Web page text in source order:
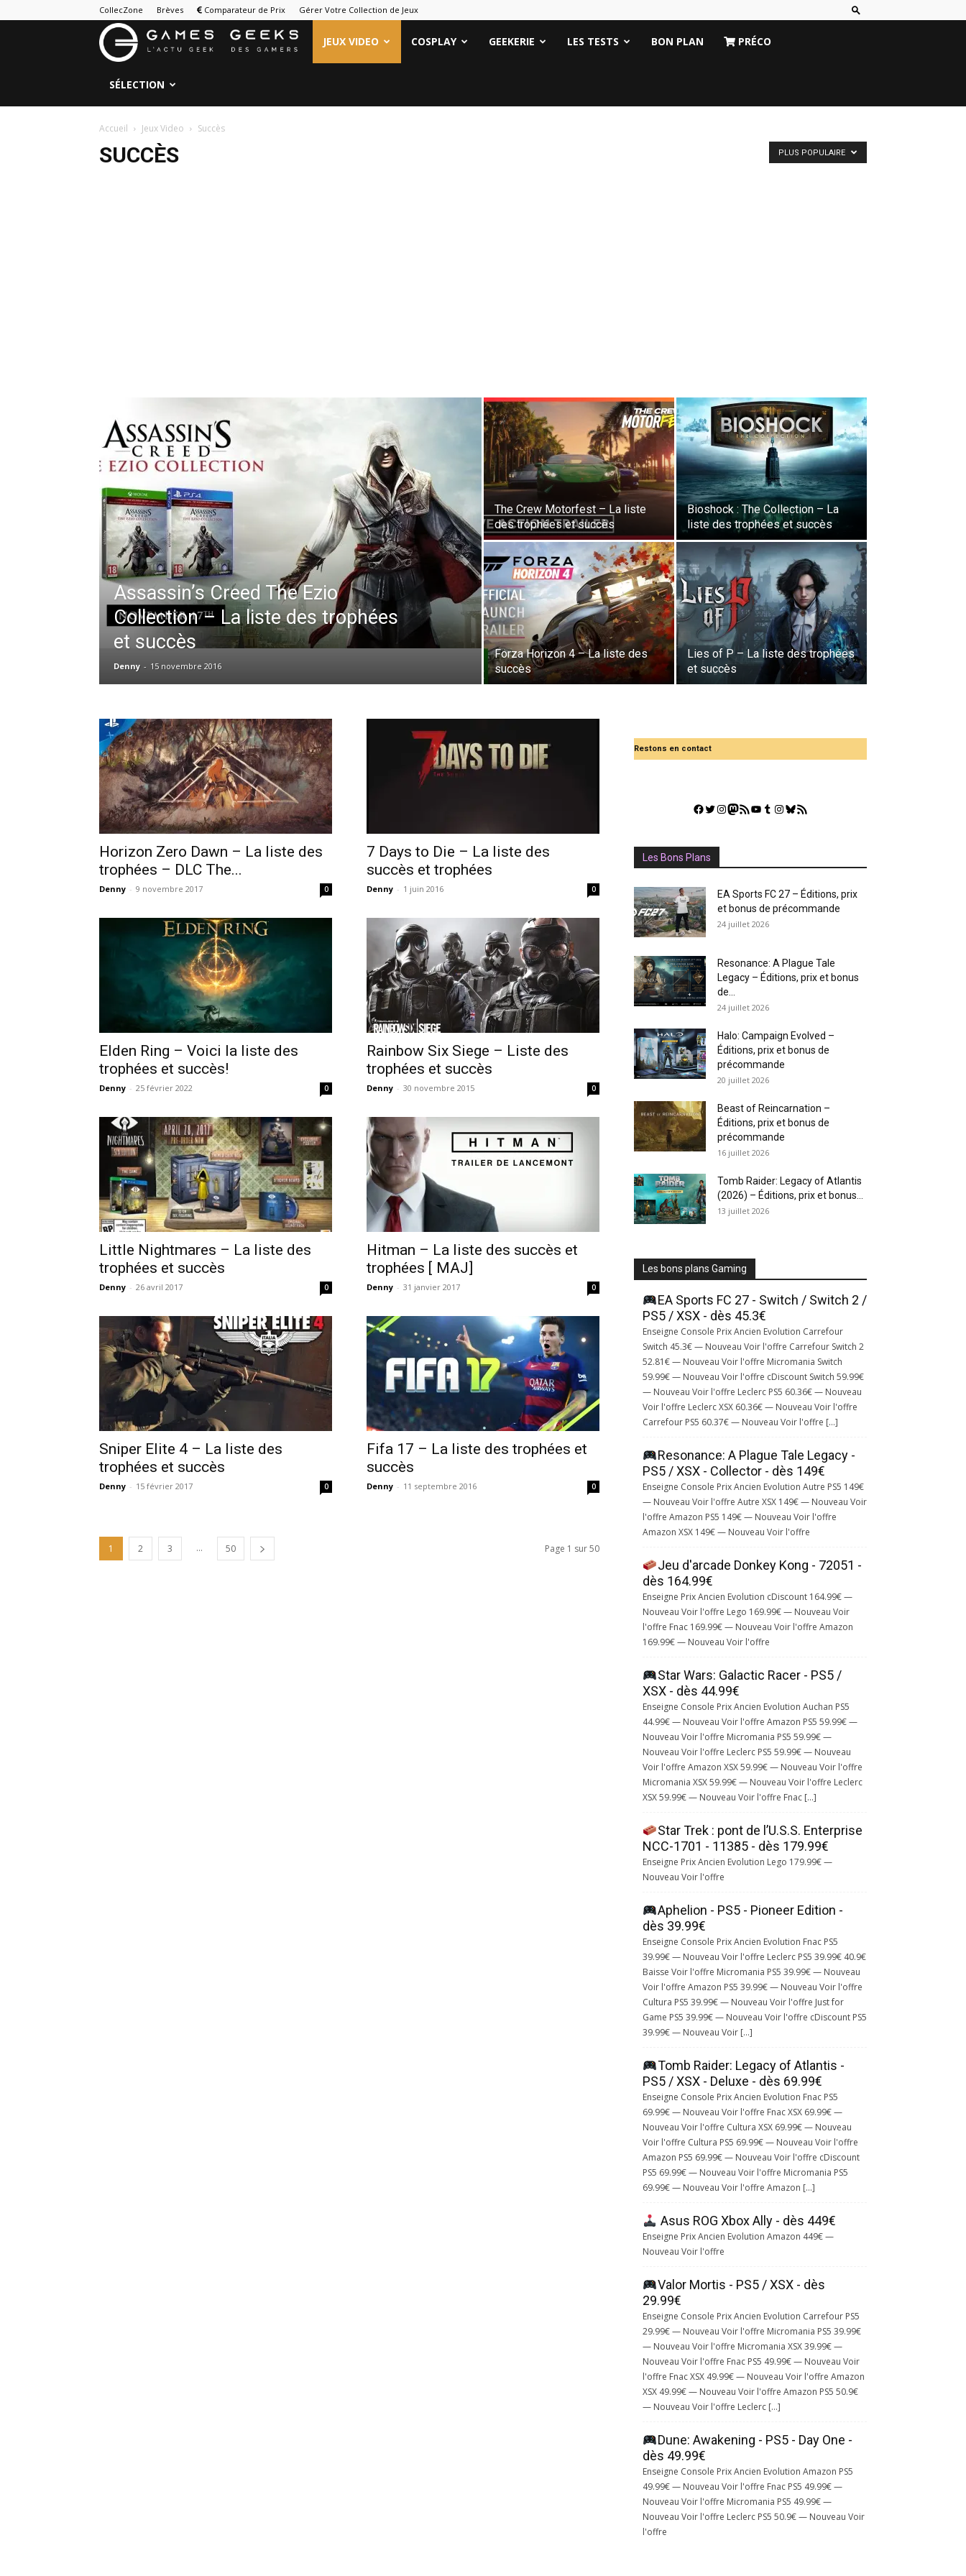
CollecZone Brèves Comparateur de Prix Gérer Votre Collection de Jeux
Games
JEUX VIDEO COSPLAY GEEKERIE LES TESTS BON PLAN PRÉCO
SÉLECTION
Accueil Jeux Video Succès
SUCCÈS PLUS POPULAIRE
Assassin’s Creed The Ezio
Collection – La liste des trophées
et succès
Denny - 15 novembre 2016
The Crew Motorfest – La liste
des trophées et succès
Bioshock : The Collection – La
liste des trophées et succès
Forza Horizon 4 – La liste des
succès
Lies of P – La liste des trophées
et succès
Horizon Zero Dawn – La liste des
trophées – DLC The...
Denny - 9 novembre 2017 0
7 Days to Die – La liste des
succès et trophées
Denny - 1 juin 2016 0
Elden Ring – Voici la liste des
trophées et succès!
Denny - 25 février 2022 0
Rainbow Six Siege – Liste des
trophées et succès
Denny - 30 novembre 2015 0
Little Nightmares – La liste des
trophées et succès
Denny - 26 avril 2017 0
Hitman – La liste des succès et
trophées [ MAJ]
Denny - 31 janvier 2017 0
Sniper Elite 4 – La liste des
trophées et succès
Denny - 15 février 2017 0
Fifa 17 – La liste des trophées et
succès
Denny - 11 septembre 2016 0
1 2 3 ... 50 Page 1 sur 50
Restons en contact
Facebook
Twitter
Instagram
Mastodon
Flux RSSYouTube
Tumblr
Instagram
Bluesky
GestGame
Les Bons Plans
EA Sports FC 27 – Éditions, prix
et bonus de précommande
24 juillet 2026
Resonance: A Plague Tale
Legacy – Éditions, prix et bonus
de...
24 juillet 2026
Halo: Campaign Evolved –
Éditions, prix et bonus de
précommande
20 juillet 2026
Beast of Reincarnation –
Éditions, prix et bonus de
précommande
16 juillet 2026
Tomb Raider: Legacy of Atlantis
(2026) – Éditions, prix et bonus...
13 juillet 2026
Les bons plans Gaming
EA Sports FC 27 - Switch / Switch 2 /
PS5 / XSX - dès 45.3€
Enseigne Console Prix Ancien Evolution Carrefour
Switch 45.3€ — Nouveau Voir l'offre Carrefour Switch 2
52.81€ — Nouveau Voir l'offre Micromania Switch
59.99€ — Nouveau Voir l'offre cDiscount Switch 59.99€
— Nouveau Voir l'offre Leclerc PS5 60.36€ — Nouveau
Voir l'offre Leclerc XSX 60.36€ — Nouveau Voir l'offre
Carrefour PS5 60.37€ — Nouveau Voir l'offre […]
Resonance: A Plague Tale Legacy -
PS5 / XSX - Collector - dès 149€
Enseigne Console Prix Ancien Evolution Autre PS5 149€
— Nouveau Voir l'offre Autre XSX 149€ — Nouveau Voir
l'offre Amazon PS5 149€ — Nouveau Voir l'offre
Amazon XSX 149€ — Nouveau Voir l'offre
Jeu d'arcade Donkey Kong - 72051 -
dès 164.99€
Enseigne Prix Ancien Evolution cDiscount 164.99€ —
Nouveau Voir l'offre Lego 169.99€ — Nouveau Voir
l'offre Fnac 169.99€ — Nouveau Voir l'offre Amazon
169.99€ — Nouveau Voir l'offre
Star Wars: Galactic Racer - PS5 /
XSX - dès 44.99€
Enseigne Console Prix Ancien Evolution Auchan PS5
44.99€ — Nouveau Voir l'offre Amazon PS5 59.99€ —
Nouveau Voir l'offre Micromania PS5 59.99€ —
Nouveau Voir l'offre Leclerc PS5 59.99€ — Nouveau
Voir l'offre Amazon XSX 59.99€ — Nouveau Voir l'offre
Micromania XSX 59.99€ — Nouveau Voir l'offre Leclerc
XSX 59.99€ — Nouveau Voir l'offre Fnac […]
Star Trek : pont de l’U.S.S. Enterprise
NCC-1701 - 11385 - dès 179.99€
Enseigne Prix Ancien Evolution Lego 179.99€ —
Nouveau Voir l'offre
Aphelion - PS5 - Pioneer Edition -
dès 39.99€
Enseigne Console Prix Ancien Evolution Fnac PS5
39.99€ — Nouveau Voir l'offre Leclerc PS5 39.99€ 40.9€
Baisse Voir l'offre Micromania PS5 39.99€ — Nouveau
Voir l'offre Amazon PS5 39.99€ — Nouveau Voir l'offre
Cultura PS5 39.99€ — Nouveau Voir l'offre Just for
Game PS5 39.99€ — Nouveau Voir l'offre cDiscount PS5
39.99€ — Nouveau Voir […]
Tomb Raider: Legacy of Atlantis -
PS5 / XSX - Deluxe - dès 69.99€
Enseigne Console Prix Ancien Evolution Fnac PS5
69.99€ — Nouveau Voir l'offre Fnac XSX 69.99€ —
Nouveau Voir l'offre Cultura XSX 69.99€ — Nouveau
Voir l'offre Cultura PS5 69.99€ — Nouveau Voir l'offre
Amazon PS5 69.99€ — Nouveau Voir l'offre cDiscount
PS5 69.99€ — Nouveau Voir l'offre Micromania PS5
69.99€ — Nouveau Voir l'offre Amazon […]
Asus ROG Xbox Ally - dès 449€
Enseigne Prix Ancien Evolution Amazon 449€ —
Nouveau Voir l'offre
Valor Mortis - PS5 / XSX - dès
29.99€
Enseigne Console Prix Ancien Evolution Carrefour PS5
29.99€ — Nouveau Voir l'offre Micromania PS5 39.99€
— Nouveau Voir l'offre Micromania XSX 39.99€ —
Nouveau Voir l'offre Fnac PS5 49.99€ — Nouveau Voir
l'offre Fnac XSX 49.99€ — Nouveau Voir l'offre Amazon
XSX 49.99€ — Nouveau Voir l'offre Amazon PS5 50.9€
— Nouveau Voir l'offre Leclerc […]
Dune: Awakening - PS5 - Day One -
dès 49.99€
Enseigne Console Prix Ancien Evolution Amazon PS5
49.99€ — Nouveau Voir l'offre Fnac PS5 49.99€ —
Nouveau Voir l'offre Micromania PS5 49.99€ —
Nouveau Voir l'offre Leclerc PS5 50.9€ — Nouveau Voir
l'offre